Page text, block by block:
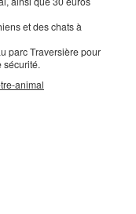
et des chats à
parc Traversière pour
sécurité.
animal